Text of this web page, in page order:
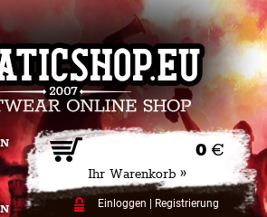
0 €
Ihr Warenkorb »
Einloggen Registrierung